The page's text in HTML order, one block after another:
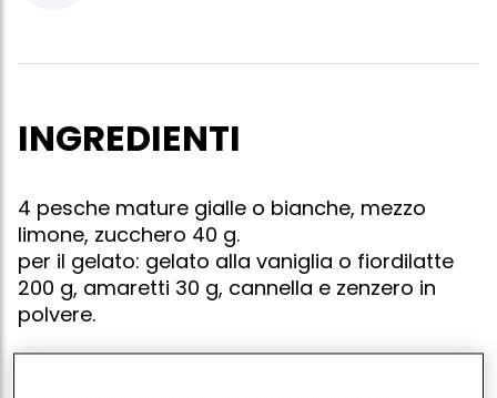
INGREDIENTI
4 pesche mature gialle o bianche, mezzo
limone, zucchero 40 g.
per il gelato: gelato alla vaniglia o fiordilatte
200 g, amaretti 30 g, cannella e zenzero in
polvere.